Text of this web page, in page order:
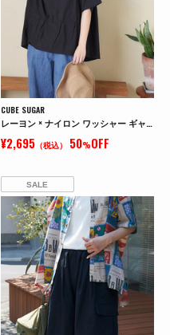
CUBE SUGAR
レーヨン × ナイロン ワッシャー ギャザー プルオーバー ブラウス
¥2,695（税込） 50%OFF
SALE